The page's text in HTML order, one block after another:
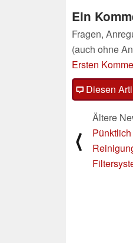
Ein
Fragen,
(auch ohne
Ersten
Diesen
⟨
Ältere